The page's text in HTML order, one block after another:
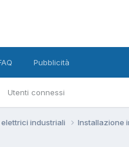
Utenti connessi
Pubblicità
industriali Installazione